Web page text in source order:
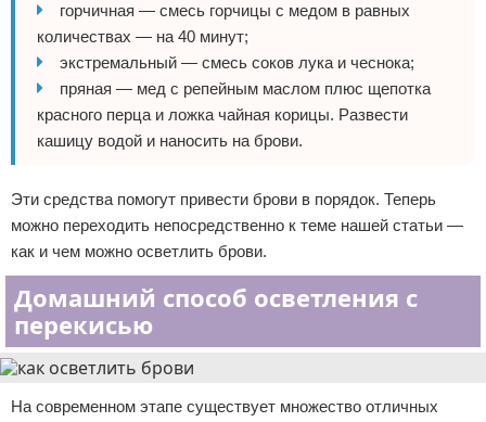
горчичная — смесь горчицы с медом в равных
количествах — на 40 минут;
экстремальный — смесь соков лука и чеснока;
пряная — мед с репейным маслом плюс щепотка
красного перца и ложка чайная корицы. Развести
кашицу водой и наносить на брови.
Эти средства помогут привести брови в порядок. Теперь
можно переходить непосредственно к теме нашей статьи —
как и чем можно осветлить брови.
Домашний способ осветления с
перекисью
На современном этапе существует множество отличных